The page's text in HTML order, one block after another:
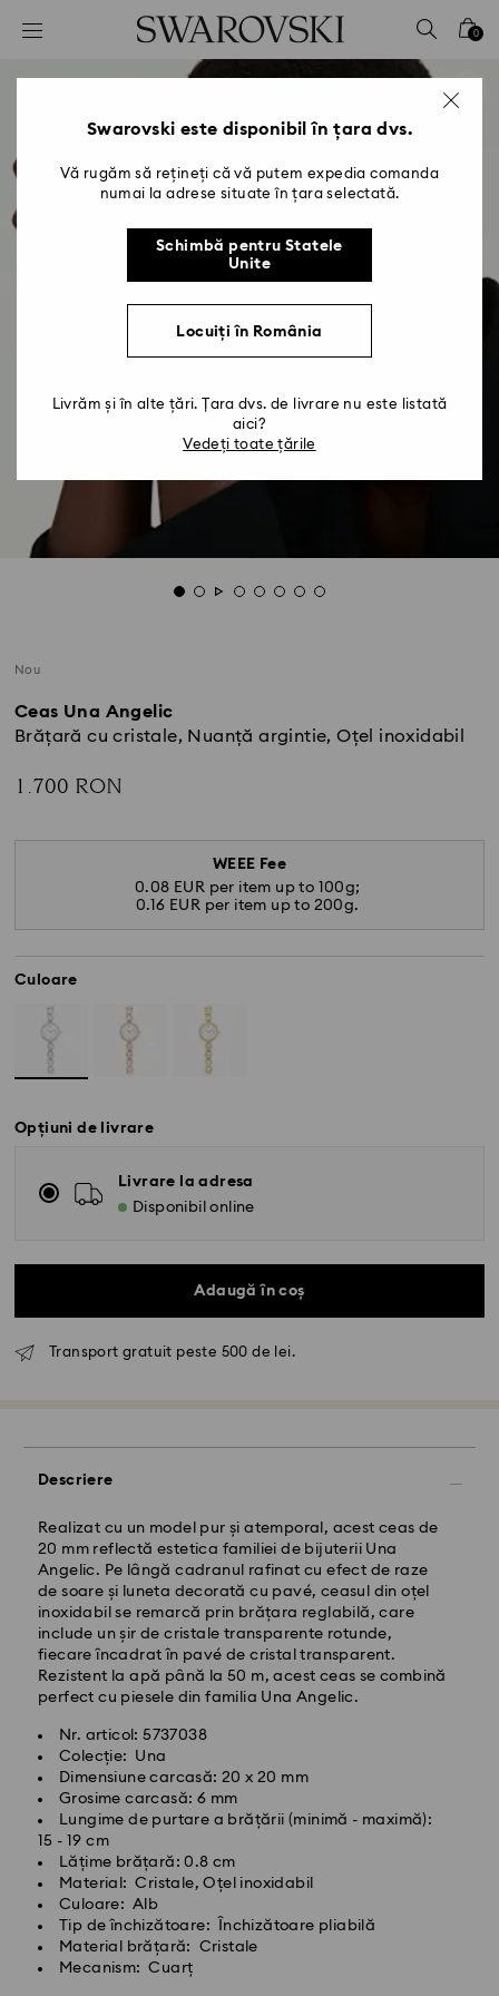
Accesskeys list
2 - Subsol
0
Nou
Ceas Una Angelic
Brățară cu cristale, Nuanță argintie, Oțel inoxidabil
1.700 RON
WEEE Fee
0.08 EUR per item up to 100g;
0.16 EUR per item up to 200g.
Culoare
Opțiuni de livrare
Livrare la adresa
Disponibil online
Adaugă în coș
Transport gratuit peste 500 de lei.
Descriere
Realizat cu un model pur și atemporal, acest ceas de
20 mm reflectă estetica familiei de bijuterii Una
Angelic. Pe lângă cadranul rafinat cu efect de raze
de soare și luneta decorată cu pavé, ceasul din oțel
inoxidabil se remarcă prin brățara reglabilă, care
include un șir de cristale transparente rotunde,
fiecare încadrat în pavé de cristal transparent.
Rezistent la apă până la 50 m, acest ceas se combină
perfect cu piesele din familia Una Angelic.
Nr. articol: 5737038
Colecție: Una
Dimensiune carcasă: 20 x 20 mm
Grosime carcasă: 6 mm
Lungime de purtare a brățării (minimă - maximă):
15 - 19 cm
Lățime brățară: 0.8 cm
Material: Cristale, Oțel inoxidabil
Culoare: Alb
Tip de închizătoare: Închizătoare pliabilă
Material brățară: Cristale
Mecanism: Cuarț
Comenzile plasate de luni până vineri până la ora
10:00 CET vor fi procesate și expediate în aceeași zi
lucrătoare.
Termen de livrare standard: 4 zile lucrătoare după
procesare și expediere
Costul de expediere standard: RON 30
Livrare standard gratuită peste: RON 500
Livrare expres -FedEx
Comenzile plasate de luni până vineri până la ora
14:30 CET vor fi procesate și expediate în aceeași zi
lucrătoare.
Timp de livrare expres: 1-2 zi lucrătoare după
procesare și expediere
Costul de expediere expres: RON 110
Swarovski nu poate livra către căsuțe poștale sau
Swarovski este disponibil în țara dvs.
Vă rugăm să rețineți că vă putem expedia comanda
numai la adrese situate în țara selectată.
Schimbă pentru Statele
Unite
Locuiți în România
Livrăm și în alte țări. Țara dvs. de livrare nu este listată
aici?
Vedeți toate țările